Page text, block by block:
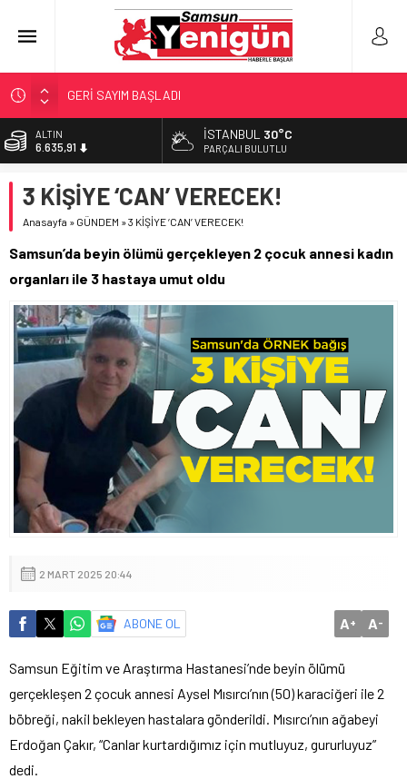
GERİ SAYIM BAŞLADI
SAMSUNSPOR’DA HEDEF 5’İNCİLİK!
‘BAFRA’YA YATIRIM YAPIN!’
YÖNETİCİ SEÇERKEN YAPILAN EN BÜYÜK HATALAR
ALTIN
6.635,91
13.779,39
DOLAR
55,1513
İSTANBUL 30°C
PARÇALI BULUTLU
3 KİŞİYE ‘CAN’ VERECEK!
Anasayfa » GÜNDEM »3 KİŞİYE ‘CAN’ VERECEK!
Samsun’da beyin ölümü gerçekleyen 2 çocuk annesi kadın
organları ile 3 hastaya umut oldu
2 MART 2025 20:44
ABONE OL A+ A-
Samsun Eğitim ve Araştırma Hastanesi’nde beyin ölümü
gerçekleşen 2 çocuk annesi Aysel Mısırcı’nın (50) karaciğeri ile 2
böbreği, nakil bekleyen hastalara gönderildi. Mısırcı’nın ağabeyi
Erdoğan Çakır, “Canlar kurtardığımız için mutluyuz, gururluyuz”
dedi.